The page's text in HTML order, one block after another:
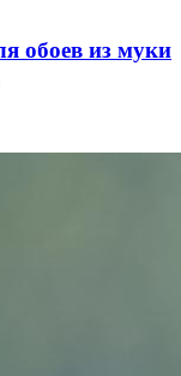
обоев из муки